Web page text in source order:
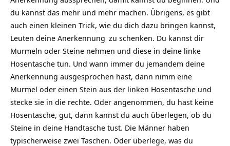
du kannst das mehr und mehr machen. Übrigens, es gibt
auch einen kleinen Trick, wie du dich dazu bringen kannst,
Leuten deine Anerkennung zu schenken. Du kannst dir
Murmeln oder Steine nehmen und diese in deine linke
Hosentasche tun. Und wann immer du jemandem deine
Anerkennung ausgesprochen hast, dann nimm eine
Murmel oder einen Stein aus der linken Hosentasche und
stecke sie in die rechte. Oder angenommen, du hast keine
Hosentasche, gut, dann kannst du auch überlegen, ob du
Steine in deine Handtasche tust. Die Männer haben
typischerweise zwei Taschen. Oder überlege, was du